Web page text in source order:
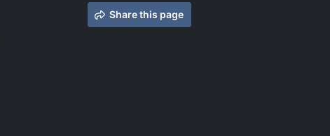
Share this page